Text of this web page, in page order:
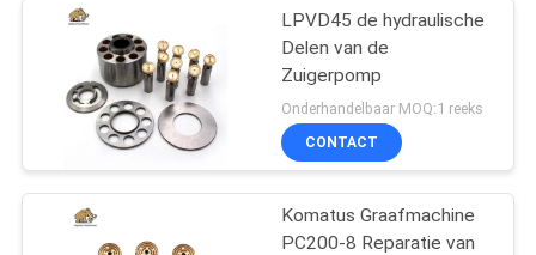
LPVD45 de hydraulische
Delen van de
Zuigerpomp
Onderhandelbaar MOQ:1 reeks
CONTACT
Komatus Graafmachine
PC200-8 Reparatie van